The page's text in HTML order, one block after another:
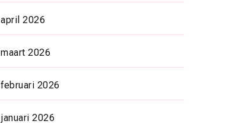
april 2026
maart 2026
februari 2026
januari 2026